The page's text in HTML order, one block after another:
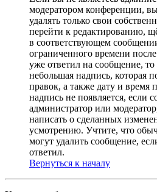
модератором конференции,
удалять только свои
перейти к редактированию,
в соответствующем
ограниченного времени
уже ответил на сообщение,
небольшая надпись, которая
правок, а также дату и время
надпись не появляется, если
администратор или
написать о сделанных
усмотрению. Учтите, что
могут удалить сообщение,
ответил.
Вернуться к началу